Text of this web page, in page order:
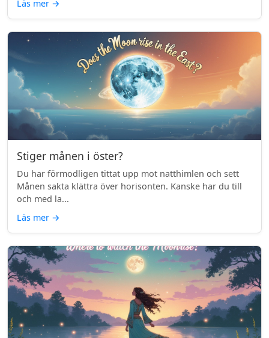
Läs mer →
Stiger månen i öster?
Du har förmodligen tittat upp mot natthimlen och sett
Månen sakta klättra över horisonten. Kanske har du till
och med la...
Läs mer →